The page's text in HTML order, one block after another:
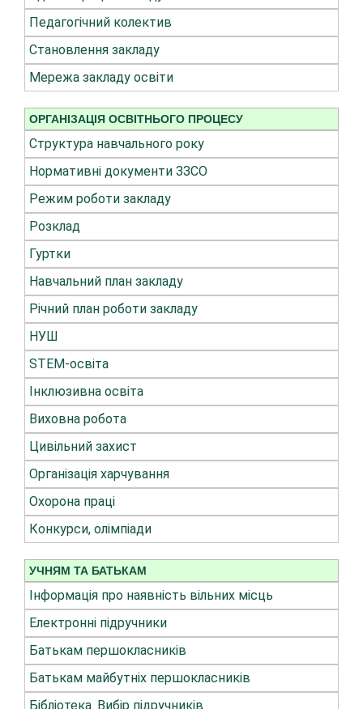
Педагогічний колектив
Становлення закладу
Мережа закладу освіти
ОРГАНІЗАЦІЯ ОСВІТНЬОГО ПРОЦЕСУ
Структура навчального року
Нормативні документи ЗЗСО
Режим роботи закладу
Розклад
Гуртки
Навчальний план закладу
Річний план роботи закладу
НУШ
STEM-освіта
Інклюзивна освіта
Виховна робота
Цивільний захист
Організація харчування
Охорона праці
Конкурси, олімпіади
УЧНЯМ ТА БАТЬКАМ
Інформація про наявність вільних місць
Електронні підручники
Батькам першокласників
Батькам майбутніх першокласників
Бібліотека. Вибір підручників